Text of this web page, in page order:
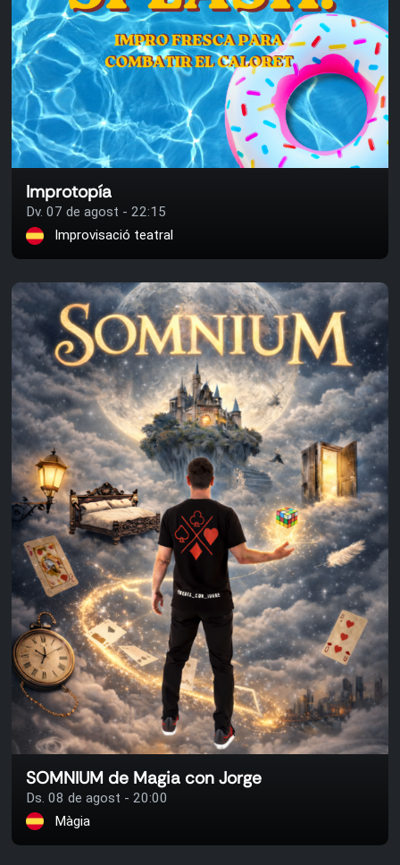
Improtopía
Dv. 07 de agost - 22:15
Improvisació teatral
SOMNIUM de Magia con Jorge
Ds. 08 de agost - 20:00
Màgia